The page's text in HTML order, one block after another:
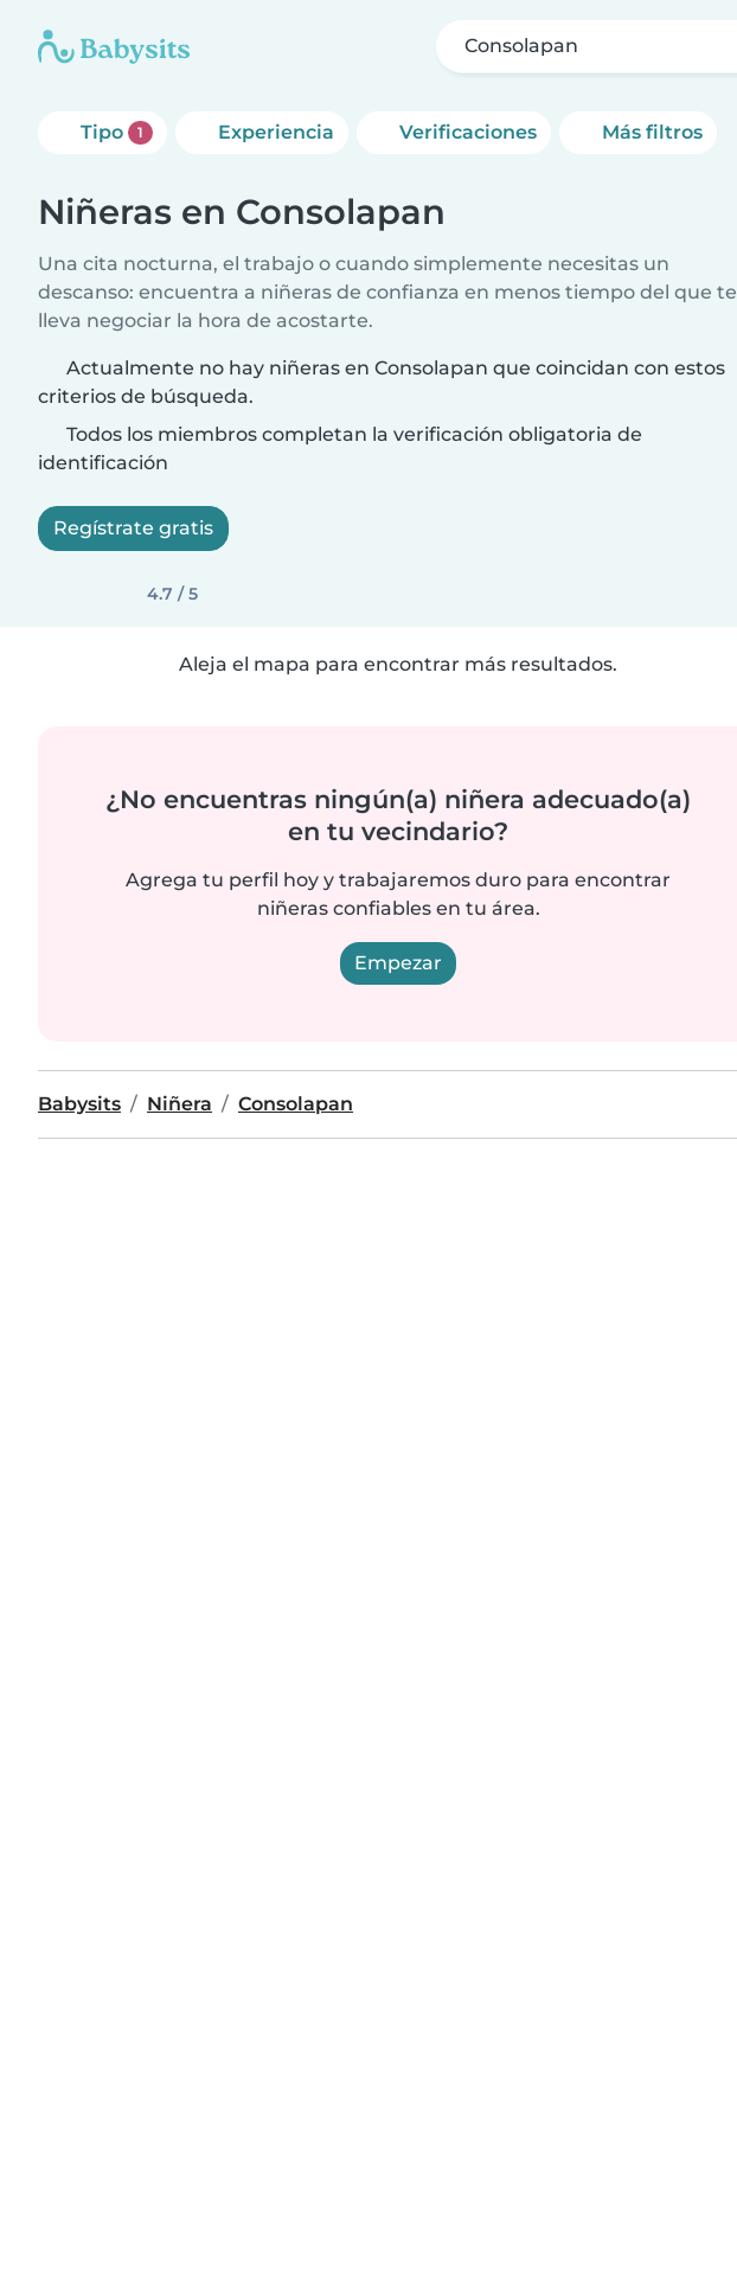
Consolapan
Tipo 1 Experiencia Verificaciones Más filtros
Niñeras en Consolapan
Una cita nocturna, el trabajo o cuando simplemente necesitas un
descanso: encuentra a niñeras de confianza en menos tiempo del que te
lleva negociar la hora de acostarte.
Actualmente no hay niñeras en Consolapan que coincidan con estos
criterios de búsqueda.
Todos los miembros completan la verificación obligatoria de
identificación
Regístrate gratis
4.7 / 5
Aleja el mapa para encontrar más resultados.
¿No encuentras ningún(a) niñera adecuado(a)
en tu vecindario?
Agrega tu perfil hoy y trabajaremos duro para encontrar
niñeras confiables en tu área.
Empezar
Babysits Niñera Consolapan